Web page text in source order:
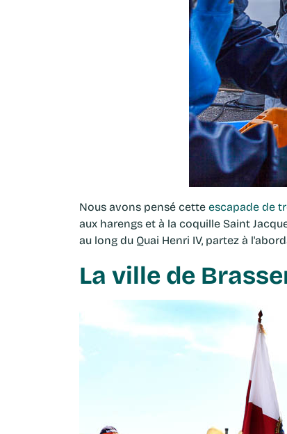
Nous avons pensé cetteescapade de
aux harengs et à la coquille Saint
au long du Quai Henri IV, partez à
La ville de